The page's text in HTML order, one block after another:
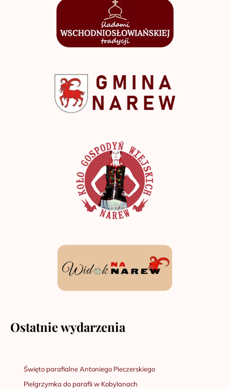
Ostatnie wydarzenia
Święto parafialne Antoniego Pieczerskiego
Pielgrzymka do parafii w Kobylanach